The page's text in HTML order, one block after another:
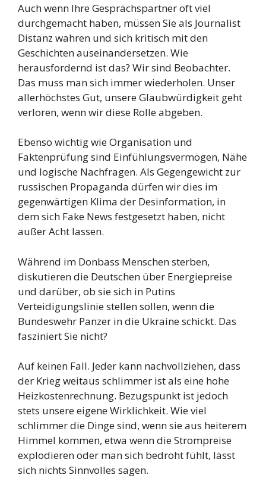
Auch wenn Ihre Gesprächspartner oft viel
durchgemacht haben, müssen Sie als Journalist
Distanz wahren und sich kritisch mit den
Geschichten auseinandersetzen. Wie
herausfordernd ist das? Wir sind Beobachter.
Das muss man sich immer wiederholen. Unser
allerhöchstes Gut, unsere Glaubwürdigkeit geht
verloren, wenn wir diese Rolle abgeben.
Ebenso wichtig wie Organisation und
Faktenprüfung sind Einfühlungsvermögen, Nähe
und logische Nachfragen. Als Gegengewicht zur
russischen Propaganda dürfen wir dies im
gegenwärtigen Klima der Desinformation, in
dem sich Fake News festgesetzt haben, nicht
außer Acht lassen.
Während im Donbass Menschen sterben,
diskutieren die Deutschen über Energiepreise
und darüber, ob sie sich in Putins
Verteidigungslinie stellen sollen, wenn die
Bundeswehr Panzer in die Ukraine schickt. Das
fasziniert Sie nicht?
Auf keinen Fall. Jeder kann nachvollziehen, dass
der Krieg weitaus schlimmer ist als eine hohe
Heizkostenrechnung. Bezugspunkt ist jedoch
stets unsere eigene Wirklichkeit. Wie viel
schlimmer die Dinge sind, wenn sie aus heiterem
Himmel kommen, etwa wenn die Strompreise
explodieren oder man sich bedroht fühlt, lässt
sich nichts Sinnvolles sagen.